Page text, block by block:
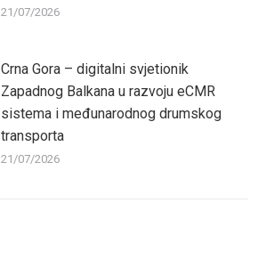
21/07/2026
Crna Gora – digitalni svjetionik
Zapadnog Balkana u razvoju eCMR
sistema i međunarodnog drumskog
transporta
21/07/2026